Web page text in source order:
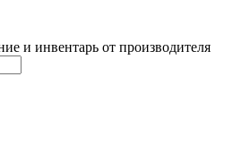
и инвентарь от производителя